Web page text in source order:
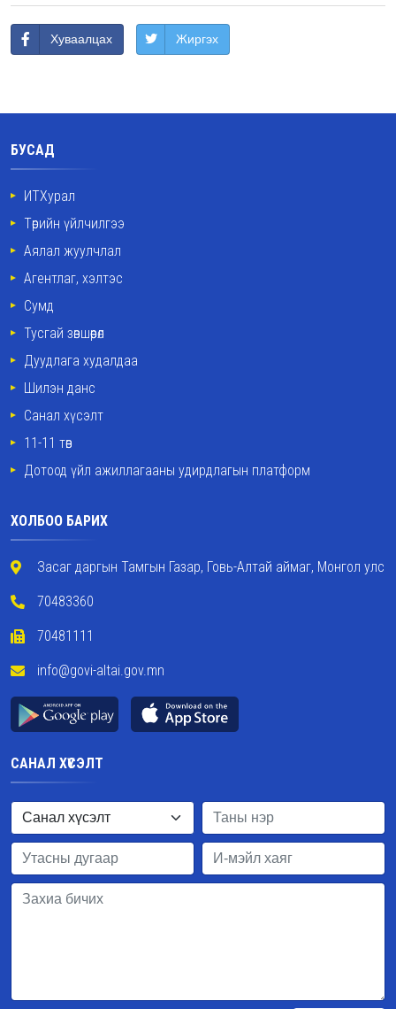
Хуваалцах Жиргэх
БУСАД
ИТХурал
Төрийн үйлчилгээ
Аялал жуулчлал
Агентлаг, хэлтэс
Сумд
Тусгай зөвшөөрөл
Дуудлага худалдаа
Шилэн данс
Санал хүсэлт
11-11 төв
Дотоод үйл ажиллагааны удирдлагын платформ
ХОЛБОО БАРИХ
Засаг даргын Тамгын Газар, Говь-Алтай аймаг, Монгол улс
70483360
70481111
info@govi-altai.gov.mn
САНАЛ ХҮСЭЛТ